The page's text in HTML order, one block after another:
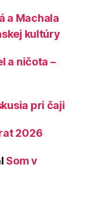
a Machala
kultúry
a ničota –
pri čaji
2026
Som v